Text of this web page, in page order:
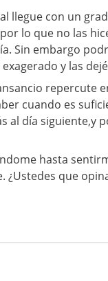
llegue con un
lo que no las
Sin embargo
y las
repercute
cuando es
al día siguiente,y
hasta
¿Ustedes que